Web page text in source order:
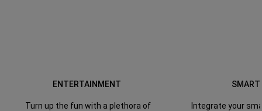
ENTERTAINMENT
Turn up the fun with a plethora of
Integrate your